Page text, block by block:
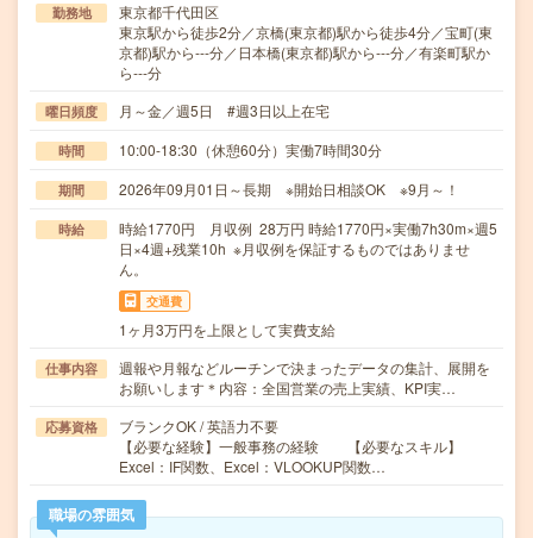
勤務地
東京都千代田区
東京駅から徒歩2分／京橋(東京都)駅から徒歩4分／宝町(東
京都)駅から---分／日本橋(東京都)駅から---分／有楽町駅か
ら---分
曜日頻度 月～金／週5日 #週3日以上在宅
時間 10:00-18:30（休憩60分）実働7時間30分
期間 2026年09月01日～長期 ※開始日相談OK ※9月～！
時給
時給1770円 月収例 28万円 時給1770円×実働7h30m×週5
日×4週+残業10h ※月収例を保証するものではありませ
ん。
交通費
1ヶ月3万円を上限として実費支給
仕事内容
週報や月報などルーチンで決まったデータの集計、展開を
お願いします＊内容：全国営業の売上実績、KPI実…
応募資格
ブランクOK / 英語力不要
【必要な経験】一般事務の経験 【必要なスキル】
Excel：IF関数、Excel：VLOOKUP関数…
職場の雰囲気